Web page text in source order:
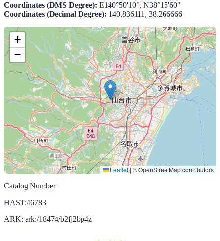
Coordinates (DMS Degree): E140°50'10", N38°15'60"
Coordinates (Decimal Degree): 140.836111, 38.266666
+
−
Leaflet | © OpenStreetMap contributors
Catalog Number
HAST:46783
ARK: ark:/18474/b2fj2bp4z